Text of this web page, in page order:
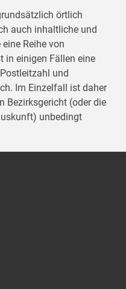
örtlich
auch inhaltliche und
Reihe von
in einigen Fällen eine
und
Im Einzelfall ist daher
Bezirksgericht (oder die
unbedingt